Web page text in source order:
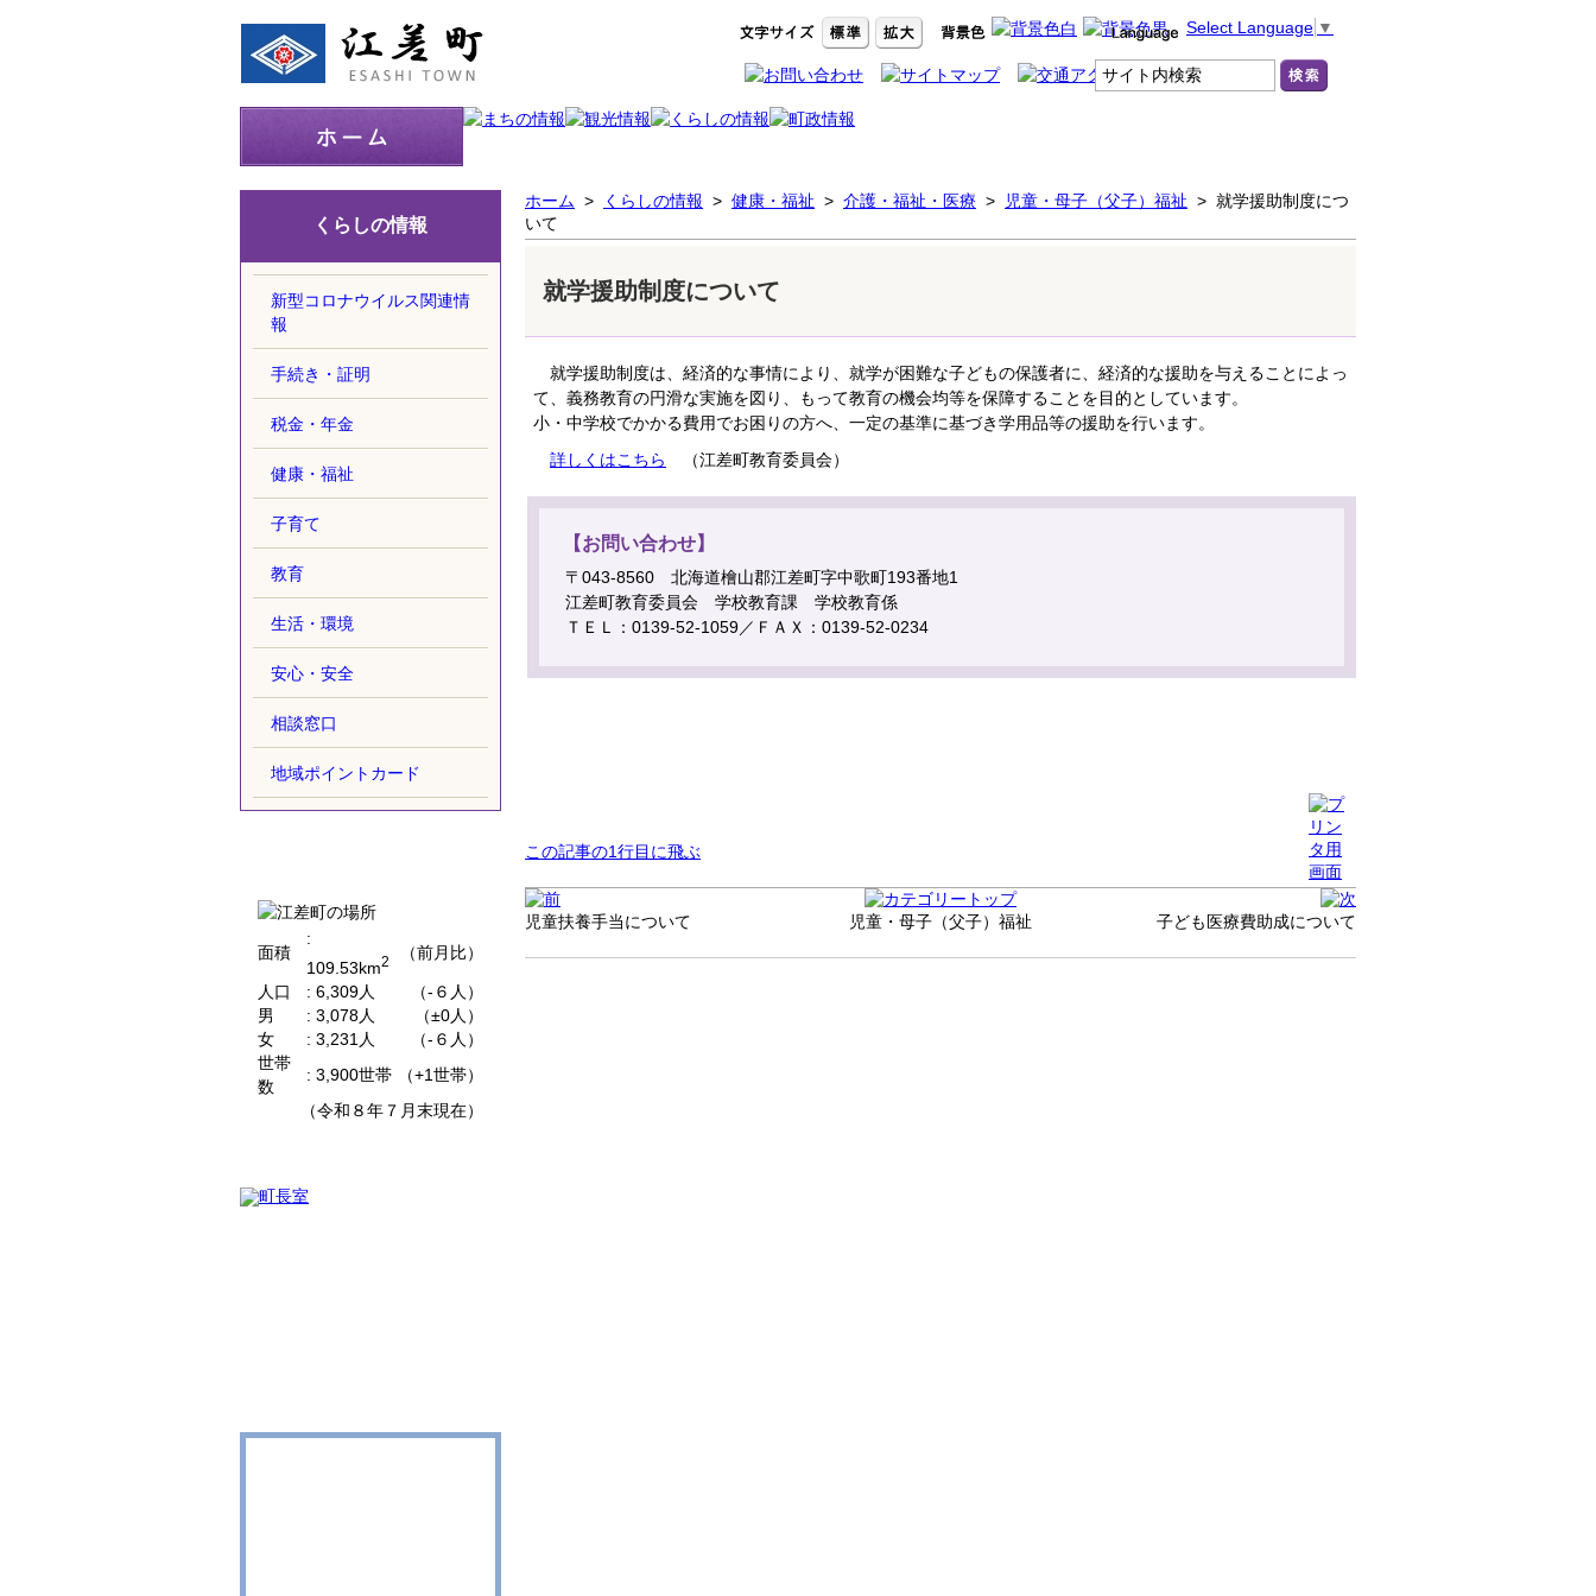
Select Language ▼
ホーム > くらしの情報 > 健康・福祉 > 介護・福祉・医療 > 児童・母子（父子）福祉 > 就学援助制度につ
いて
就学援助制度について
就学援助制度は、経済的な事情により、就学が困難な子どもの保護者に、経済的な援助を与えることによっ
て、義務教育の円滑な実施を図り、もって教育の機会均等を保障することを目的としています。
小・中学校でかかる費用でお困りの方へ、一定の基準に基づき学用品等の援助を行います。
詳しくはこちら
（江差町教育委員会）
【お問い合わせ】
〒043-8560 北海道檜山郡江差町字中歌町193番地1
江差町教育委員会 学校教育課 学校教育係
ＴＥＬ：0139-52-1059／ＦＡＸ：0139-52-0234
この記事の1行目に飛ぶ
児童扶養手当について 児童・母子（父子）福祉 子ども医療費助成について
くらしの情報
新型コロナウイルス関連情
報
手続き・証明
税金・年金
健康・福祉
子育て
教育
生活・環境
安心・安全
相談窓口
地域ポイントカード
面積
:
109.53km2 （前月比）
人口 : 6,309人
（-６人）
男
: 3,078人
（±0人）
女
: 3,231人
（-６人）
世帯
数
: 3,900世帯
（+1世帯）
（令和８年７月末現在）